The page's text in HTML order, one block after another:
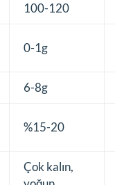
100-120
0-1g
6-8g
%15-20
Çok kalın,